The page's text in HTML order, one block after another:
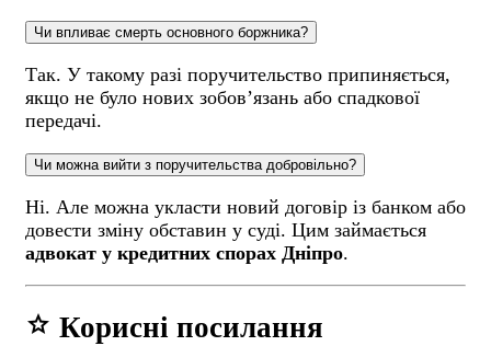
Чи впливає смерть основного боржника?
Так. У такому разі поручительство припиняється,
якщо не було нових зобов’язань або спадкової
передачі.
Чи можна вийти з поручительства добровільно?
Ні. Але можна укласти новий договір із банком або
довести зміну обставин у суді. Цим займається
адвокат у кредитних спорах Дніпро.
star Корисні посилання